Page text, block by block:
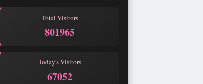
Total Visitors
801965
Today's Visitors
67052